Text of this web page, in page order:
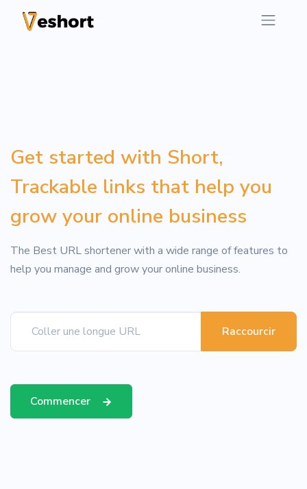
Get started with Short,
Trackable links that help you
grow your online business
The Best URL shortener with a wide range of features to
help you manage and grow your online business.
Raccourcir
Commencer